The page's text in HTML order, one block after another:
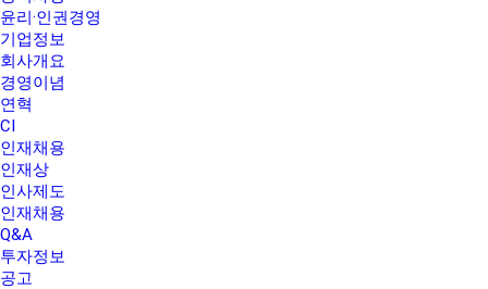
윤리·인권경영
기업정보
회사개요
경영이념
연혁
CI
인재채용
인재상
인사제도
인재채용
Q&A
투자정보
공고